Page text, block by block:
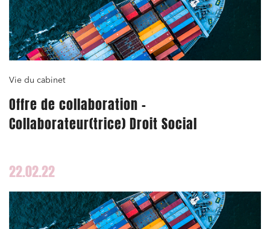
Vie du cabinet
Offre de collaboration –
Collaborateur(trice) Droit Social
22.02.22